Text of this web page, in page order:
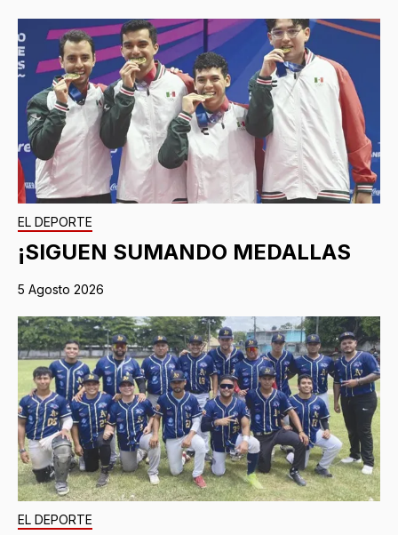
EL DEPORTE
¡SIGUEN SUMANDO MEDALLAS
5 Agosto 2026
EL DEPORTE